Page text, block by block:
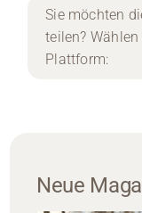
Sie möchten
teilen? Wählen
Plattform:
Neue